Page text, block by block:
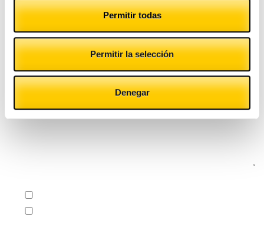
Permitir todas
Permitir la selección
Denegar